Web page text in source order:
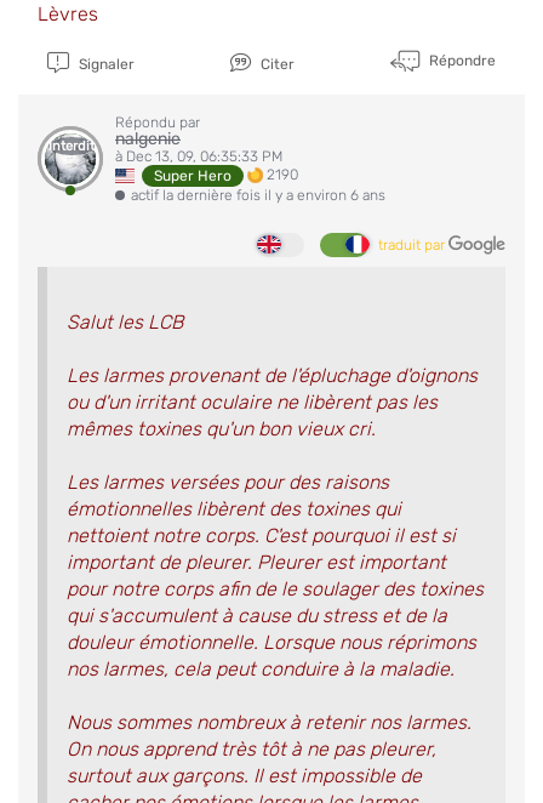
Lèvres
Signaler Citer Répondre
Interdit
Répondu par
nalgenie
à Dec 13, 09, 06:35:33 PM
Super Hero
2190
actif la dernière fois il y a environ 6 ans
traduit par
Salut les LCB
Les larmes provenant de l'épluchage d'oignons
ou d'un irritant oculaire ne libèrent pas les
mêmes toxines qu'un bon vieux cri.
Les larmes versées pour des raisons
émotionnelles libèrent des toxines qui
nettoient notre corps. C'est pourquoi il est si
important de pleurer. Pleurer est important
pour notre corps afin de le soulager des toxines
qui s'accumulent à cause du stress et de la
douleur émotionnelle. Lorsque nous réprimons
nos larmes, cela peut conduire à la maladie.
Nous sommes nombreux à retenir nos larmes.
On nous apprend très tôt à ne pas pleurer,
surtout aux garçons. Il est impossible de